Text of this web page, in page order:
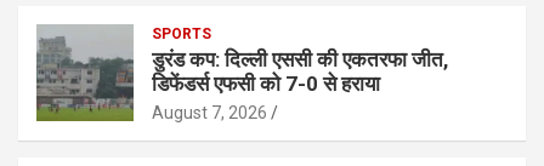
SPORTS
डुरंड कप: दिल्ली एससी की एकतरफा जीत,
डिफेंडर्स एफसी को 7-0 से हराया
August 7, 2026